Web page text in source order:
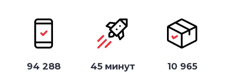
94 288 45 минут 10 965